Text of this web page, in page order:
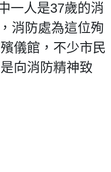
一人是37歲的消
消防處為這位殉
儀館，不少市民
向消防精神致